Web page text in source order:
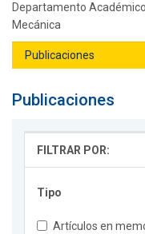
Departamento
Mecánica
Publicaciones
FILTRAR POR:
Tipo
Artículos en